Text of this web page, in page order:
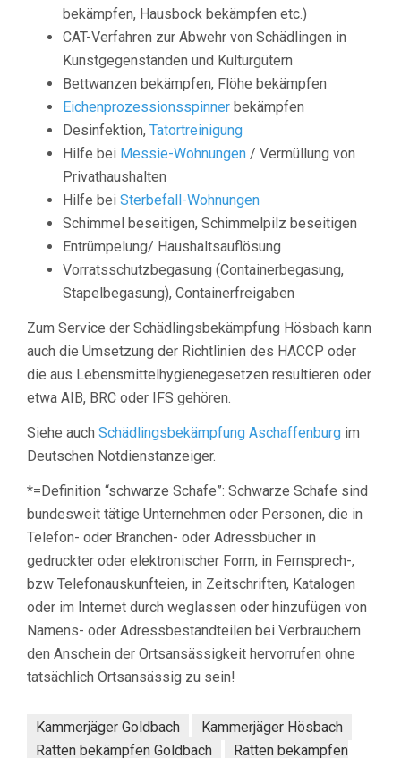
bekämpfen, Hausbock bekämpfen etc.)
CAT-Verfahren zur Abwehr von Schädlingen in
Kunstgegenständen und Kulturgütern
Bettwanzen bekämpfen, Flöhe bekämpfen
Eichenprozessionsspinner bekämpfen
Desinfektion, Tatortreinigung
Hilfe bei Messie-Wohnungen / Vermüllung von
Privathaushalten
Hilfe bei Sterbefall-Wohnungen
Schimmel beseitigen, Schimmelpilz beseitigen
Entrümpelung/ Haushaltsauflösung
Vorratsschutzbegasung (Containerbegasung,
Stapelbegasung), Containerfreigaben
Zum Service der Schädlingsbekämpfung Hösbach kann
auch die Umsetzung der Richtlinien des HACCP oder
die aus Lebensmittelhygienegesetzen resultieren oder
etwa AIB, BRC oder IFS gehören.
Siehe auch Schädlingsbekämpfung Aschaffenburg im
Deutschen Notdienstanzeiger.
*=Definition “schwarze Schafe”: Schwarze Schafe sind
bundesweit tätige Unternehmen oder Personen, die in
Telefon- oder Branchen- oder Adressbücher in
gedruckter oder elektronischer Form, in Fernsprech-,
bzw Telefonauskunfteien, in Zeitschriften, Katalogen
oder im Internet durch weglassen oder hinzufügen von
Namens- oder Adressbestandteilen bei Verbrauchern
den Anschein der Ortsansässigkeit hervorrufen ohne
tatsächlich Ortsansässig zu sein!
Kammerjäger Goldbach
Kammerjäger Hösbach
Ratten bekämpfen Goldbach
Ratten bekämpfen